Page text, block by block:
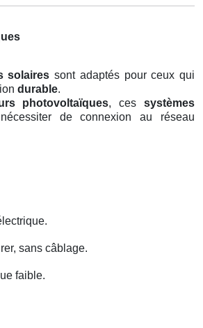
solaires sont adaptés pour ceux qui
durable.
photovoltaïques, cessystèmes
de connexion au réseau
sans câblage.
faible.